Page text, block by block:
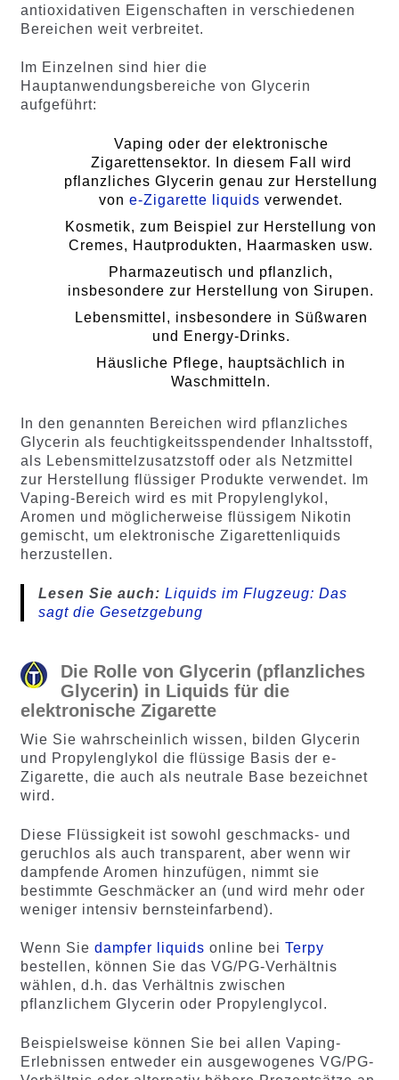
antioxidativen Eigenschaften in verschiedenen
Bereichen weit verbreitet.
Im Einzelnen sind hier die
Hauptanwendungsbereiche von Glycerin
aufgeführt:
Vaping oder der elektronische
Zigarettensektor. In diesem Fall wird
pflanzliches Glycerin genau zur Herstellung
von e-Zigarette liquids verwendet.
Kosmetik, zum Beispiel zur Herstellung von
Cremes, Hautprodukten, Haarmasken usw.
Pharmazeutisch und pflanzlich,
insbesondere zur Herstellung von Sirupen.
Lebensmittel, insbesondere in Süßwaren
und Energy-Drinks.
Häusliche Pflege, hauptsächlich in
Waschmitteln.
In den genannten Bereichen wird pflanzliches
Glycerin als feuchtigkeitsspendender Inhaltsstoff,
als Lebensmittelzusatzstoff oder als Netzmittel
zur Herstellung flüssiger Produkte verwendet. Im
Vaping-Bereich wird es mit Propylenglykol,
Aromen und möglicherweise flüssigem Nikotin
gemischt, um elektronische Zigarettenliquids
herzustellen.
Lesen Sie auch: Liquids im Flugzeug: Das
sagt die Gesetzgebung
Die Rolle von Glycerin (pflanzliches
Glycerin) in Liquids für die
elektronische Zigarette
Wie Sie wahrscheinlich wissen, bilden Glycerin
und Propylenglykol die flüssige Basis der e-
Zigarette, die auch als neutrale Base bezeichnet
wird.
Diese Flüssigkeit ist sowohl geschmacks- und
geruchlos als auch transparent, aber wenn wir
dampfende Aromen hinzufügen, nimmt sie
bestimmte Geschmäcker an (und wird mehr oder
weniger intensiv bernsteinfarbend).
Wenn Sie dampfer liquids online bei Terpy
bestellen, können Sie das VG/PG-Verhältnis
wählen, d.h. das Verhältnis zwischen
pflanzlichem Glycerin oder Propylenglycol.
Beispielsweise können Sie bei allen Vaping-
Erlebnissen entweder ein ausgewogenes VG/PG-